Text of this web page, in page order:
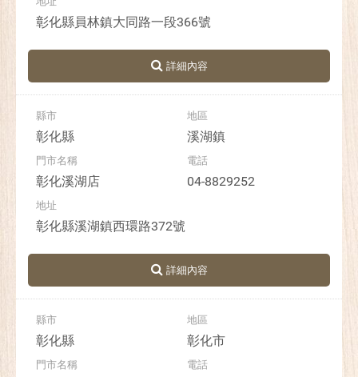
彰化縣員林鎮大同路一段366號
彰化縣 溪湖鎮
彰化溪湖店 04-8829252
彰化縣溪湖鎮西環路372號
彰化縣 彰化市